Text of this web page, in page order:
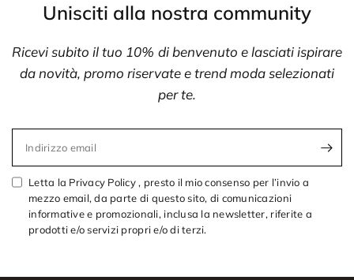
Unisciti alla nostra community
Ricevi subito il tuo 10% di benvenuto e lasciati ispirare
da novità, promo riservate e trend moda selezionati
per te.
Indirizzo email
Letta la Privacy Policy , presto il mio consenso per l’invio a
mezzo email, da parte di questo sito, di comunicazioni
informative e promozionali, inclusa la newsletter, riferite a
prodotti e/o servizi propri e/o di terzi.